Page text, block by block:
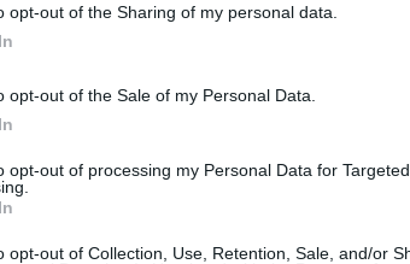
opt-out of the Sharing of my personal data.
opt-out of the Sale of my Personal Data.
opt-out of processing my Personal Data for Targeted
opt-out of Collection, Use, Retention, Sale, and/or
Ayuso señaló por la compra del ático: "La izquierda
donde no los hay"
Ayuso no puede destinar directamente la venta del ático de